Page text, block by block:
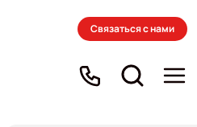
Связаться с нами